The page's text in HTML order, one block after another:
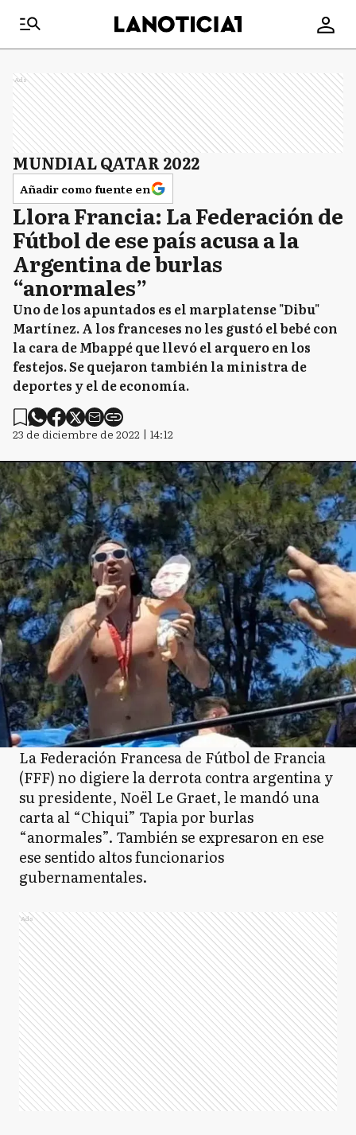
Ads
MUNDIAL QATAR 2022
Añadir como fuente en
Llora Francia: La Federación de
Fútbol de ese país acusa a la
Argentina de burlas
“anormales”
Uno de los apuntados es el marplatense "Dibu"
Martínez. A los franceses no les gustó el bebé con
la cara de Mbappé que llevó el arquero en los
festejos. Se quejaron también la ministra de
deportes y el de economía.
23 de diciembre de 2022 | 14:12
La Federación Francesa de Fútbol de Francia
(FFF) no digiere la derrota contra argentina y
su presidente, Noël Le Graet, le mandó una
carta al “Chiqui” Tapia por burlas
“anormales”. También se expresaron en ese
ese sentido altos funcionarios
gubernamentales.
Ads